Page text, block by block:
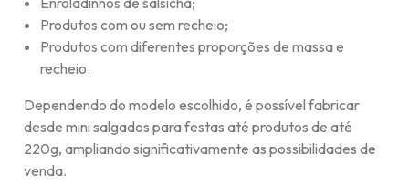
Produtos com ou sem recheio;
Produtos com diferentes proporções de massa e
recheio.
Dependendo do modelo escolhido, é possível fabricar
desde mini salgados para festas até produtos de até
220g, ampliando significativamente as possibilidades de
venda.